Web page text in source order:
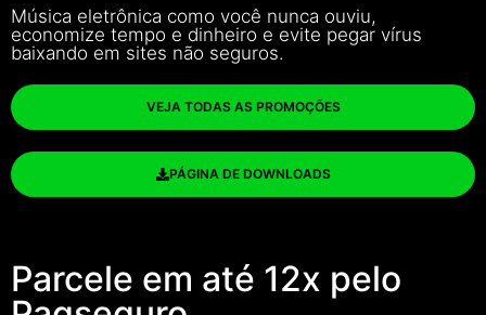
Música eletrônica como você nunca ouviu,
economize tempo e dinheiro e evite pegar vírus
baixando em sites não seguros.
VEJA TODAS AS PROMOÇÕES
PÁGINA DE DOWNLOADS
Parcele em até 12x pelo